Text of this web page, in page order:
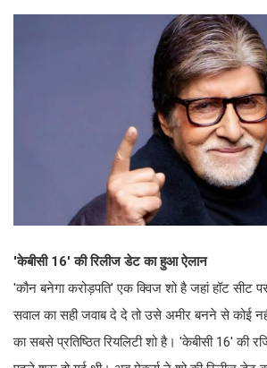
'केबीसी 16' की रिलीज डेट का हुआ ऐलान
'कौन बनेगा करोड़पति' एक क्विज शो है जहां हॉट सीट
सवाल का सही जवाब दे दे तो उसे अमीर बनने से कोई
का सबसे प्रतिष्ठित रियलिटी शो है। 'केबीसी 16' की